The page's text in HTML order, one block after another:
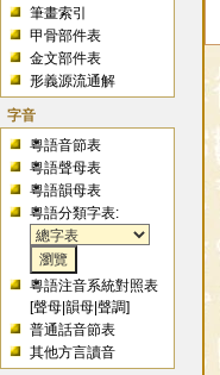
筆畫索引
甲骨部件表
金文部件表
形義源流通解
字音
粵語音節表
粵語聲母表
粵語韻母表
粵語分類字表:
粵語注音系統對照表
[聲母 |韻母 |聲調]
普通話音節表
其他方言讀音